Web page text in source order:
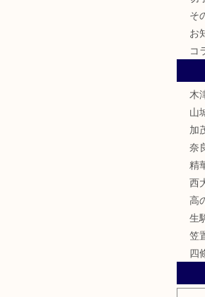
そ
お
コ
木
山
加
奈
精
西
高
生
笠
四